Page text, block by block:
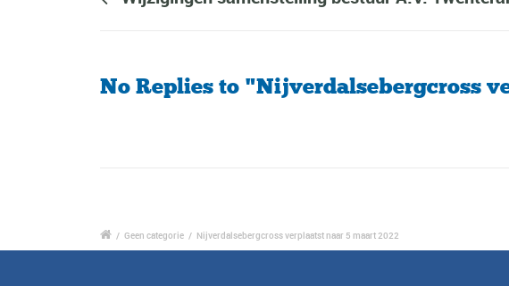
No Replies to "Nijverdalsebergcross
/ Geen categorie / Nijverdalsebergcross verplaatst naar 5 maart 2022